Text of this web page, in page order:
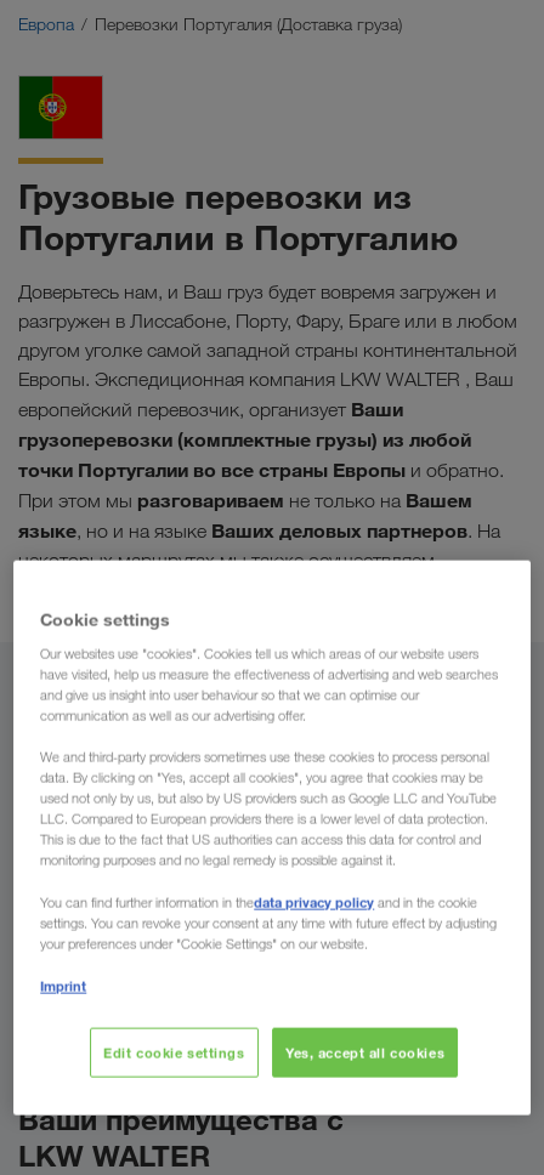
Европа Перевозки Португалия (Доставка груза)
Грузовые перевозки из
Португалии в Португалию
Доверьтесь нам, и Ваш груз будет вовремя загружен и
разгружен в Лиссабоне, Порту, Фару, Браге или в любом
другом уголке самой западной страны континентальной
Европы. Экспедиционная компания LKW WALTER , Ваш
европейский перевозчик, организует Ваши
грузоперевозки (комплектные грузы) из любой
точки Португалии во все страны Европы и обратно.
При этом мы разговариваем не только на Вашем
языке, но и на языке Ваших деловых партнеров. На
некоторых маршрутах мы также осуществляем
Из
Страна
Сделать запрос
Ваши преимущества с
LKW WALTER
Cookie settings
Our websites use "cookies". Cookies tell us which areas of our website users
have visited, help us measure the effectiveness of advertising and web searches
and give us insight into user behaviour so that we can optimise our
communication as well as our advertising offer.
We and third-party providers sometimes use these cookies to process personal
data. By clicking on "Yes, accept all cookies", you agree that cookies may be
used not only by us, but also by US providers such as Google LLC and YouTube
LLC. Compared to European providers there is a lower level of data protection.
This is due to the fact that US authorities can access this data for control and
monitoring purposes and no legal remedy is possible against it.
You can find further information in thedata privacy policy and in the cookie
settings. You can revoke your consent at any time with future effect by adjusting
your preferences under "Cookie Settings" on our website.
Imprint
Edit cookie settings Yes, accept all cookies